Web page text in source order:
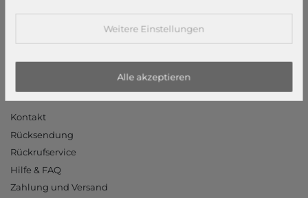
Informationen
Kontakt
Rücksendung
Rückrufservice
Hilfe & FAQ
Zahlung und Versand
Weitere Einstellungen
Alle akzeptieren